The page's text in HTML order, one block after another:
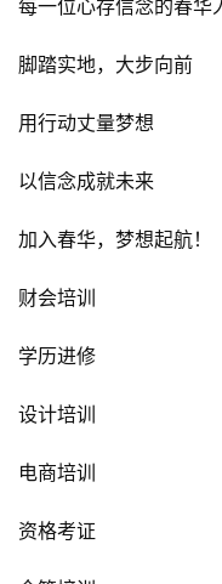
心中有火，眼里有光
有信念的人生
最值得赞美与炫耀
与有梦者同行
与逐梦者携手
春华教育愿带领
每一位心存信念的春华人
脚踏实地，大步向前
用行动丈量梦想
以信念成就未来